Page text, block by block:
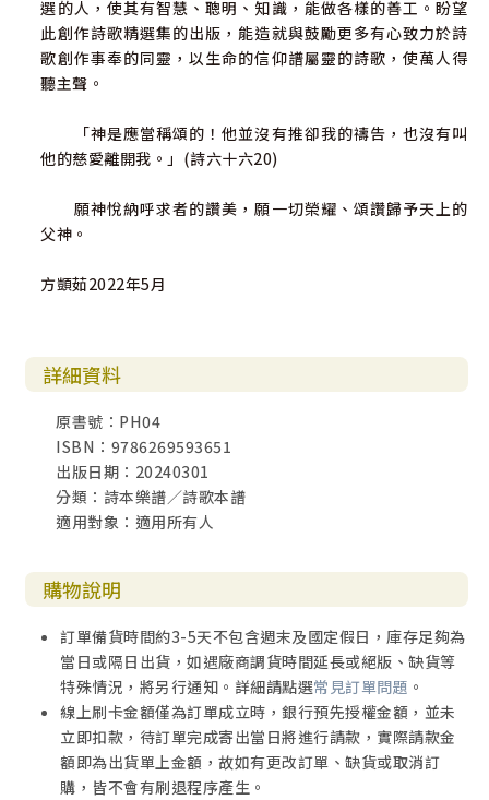
選的人，使其有智慧、聰明、知識，能做各樣的善工。盼望
此創作詩歌精選集的出版，能造就與鼓勵更多有心致力於詩
歌創作事奉的同靈，以生命的信仰譜屬靈的詩歌，使萬人得
聽主聲。
「神是應當稱頌的！他並沒有推卻我的禱告，也沒有叫
他的慈愛離開我。」(詩六十六20)
願神悅納呼求者的讚美，願一切榮耀、頌讚歸予天上的
父神。
方顗茹2022年5月
詳細資料
原書號：PH04
ISBN：9786269593651
出版日期：20240301
分類：詩本樂譜／詩歌本譜
適用對象：適用所有人
購物說明
訂單備貨時間約3-5天不包含週末及國定假日，庫存足夠為
當日或隔日出貨，如遇廠商調貨時間延長或絕版、缺貨等
特殊情況，將另行通知。詳細請點選常見訂單問題 。
線上刷卡金額僅為訂單成立時，銀行預先授權金額，並未
立即扣款，待訂單完成寄出當日將進行請款，實際請款金
額即為出貨單上金額，故如有更改訂單、缺貨或取消訂
購，皆不會有刷退程序產生。